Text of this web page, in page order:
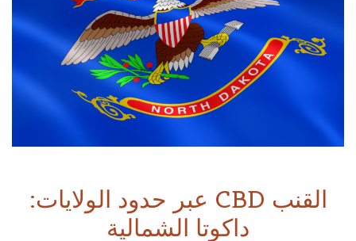
القنب CBD عبر حدود الولايات:
داكوتا الشمالية